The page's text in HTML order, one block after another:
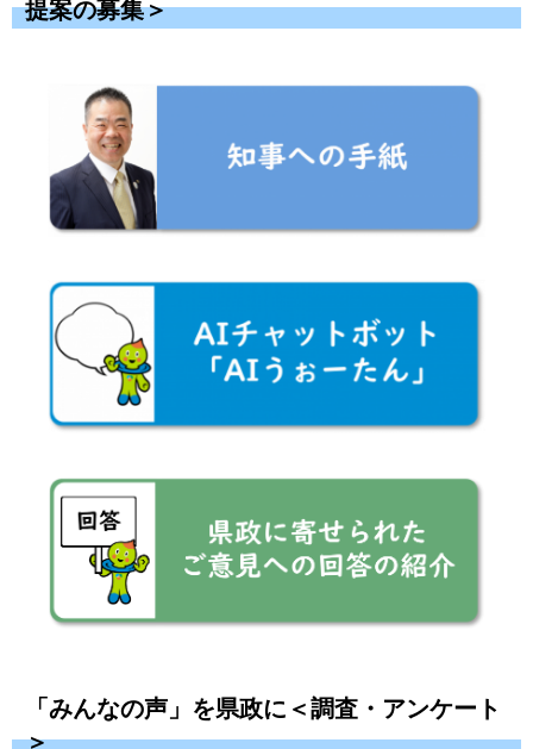
提案の募集＞
「みんなの声」を県政に＜調査・アンケート
＞